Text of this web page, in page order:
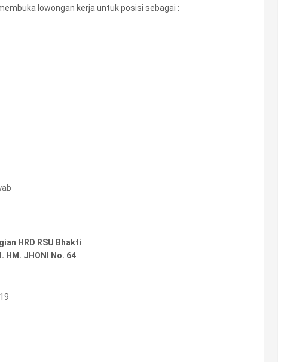
lowongan kerja untuk posisi sebagai :
HRD RSU Bhakti
HM. JHONI No. 64